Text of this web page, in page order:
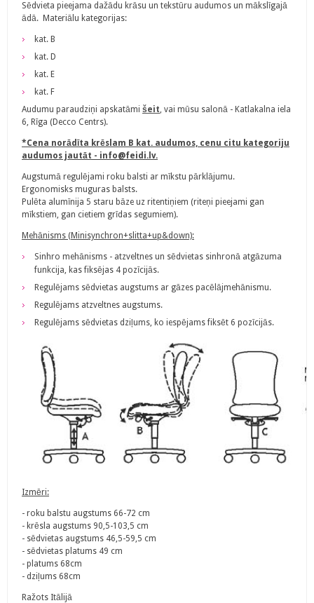
Sēdvieta pieejama dažādu krāsu un tekstūru audumos un mākslīgajā
ādā. Materiālu kategorijas:
kat. B
kat. D
kat. E
kat. F
Audumu paraudziņi apskatāmi šeit, vai mūsu salonā - Katlakalna iela
6, Rīga (Decco Centrs).
*Cena norādīta krēslam B kat. audumos, cenu citu kategoriju
audumos jautāt - info@feidi.lv.
Augstumā regulējami roku balsti ar mīkstu pārklājumu.
Ergonomisks muguras balsts.
Pulēta alumīnija 5 staru bāze uz ritentiņiem (riteņi pieejami gan
mīkstiem, gan cietiem grīdas segumiem).
Mehānisms (Minisynchron+slitta+up&down):
Sinhro mehānisms - atzveltnes un sēdvietas sinhronā atgāzuma
funkcija, kas fiksējas 4 pozīcijās.
Regulējams sēdvietas augstums ar gāzes pacēlājmehānismu.
Regulējams atzveltnes augstums.
Regulējams sēdvietas dziļums, ko iespējams fiksēt 6 pozīcijās.
Izmēri:
- roku balstu augstums 66-72 cm
- krēsla augstums 90,5-103,5 cm
- sēdvietas augstums 46,5-59,5 cm
- sēdvietas platums 49 cm
- platums 68cm
- dziļums 68cm
Ražots Itālijā